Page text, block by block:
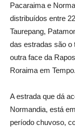
Pacaraima e
distribuídos entre
Taurepang,
das estradas são o
outra face da
Roraima em Tempo.
A estrada que dá
Normandia, está
período chuvoso,